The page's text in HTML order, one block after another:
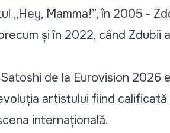
„Hey, Mamma!”, în 2005 -
și în 2022, când Zdubii
de la Eurovision
artistului fiind
internațională.